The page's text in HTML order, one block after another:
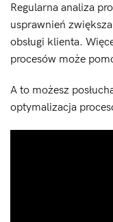
Regularna analiza
usprawnień
obsługi klienta.
procesów może
A to możesz
optymalizacja